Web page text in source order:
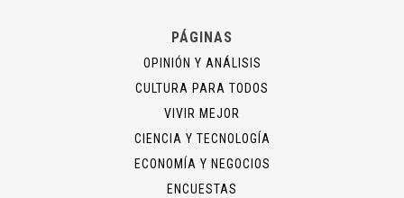
PÁGINAS
OPINIÓN Y ANÁLISIS
CULTURA PARA TODOS
VIVIR MEJOR
CIENCIA Y TECNOLOGÍA
ECONOMÍA Y NEGOCIOS
ENCUESTAS